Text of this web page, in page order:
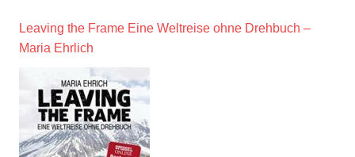
Leaving the Frame Eine Weltreise ohne Drehbuch –
Maria Ehrlich